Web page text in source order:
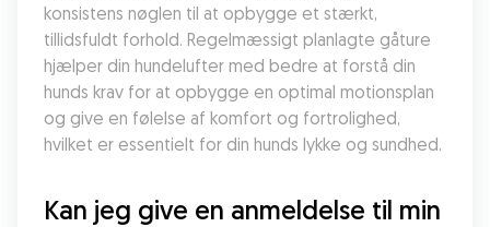
konsistens nøglen til at opbygge et stærkt,
tillidsfuldt forhold. Regelmæssigt planlagte gåture
hjælper din hundelufter med bedre at forstå din
hunds krav for at opbygge en optimal motionsplan
og give en følelse af komfort og fortrolighed,
hvilket er essentielt for din hunds lykke og sundhed.
Kan jeg give en anmeldelse til min